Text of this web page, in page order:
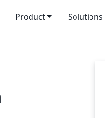
Product Solutions